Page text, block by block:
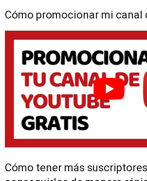
Cómo promocionar mi canal
Cómo tener más